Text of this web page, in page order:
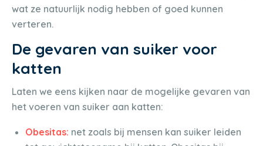
wat ze natuurlijk nodig hebben of goed kunnen
verteren.
De gevaren van suiker voor
katten
Laten we eens kijken naar de mogelijke gevaren van
het voeren van suiker aan katten:
Obesitas: net zoals bij mensen kan suiker leiden